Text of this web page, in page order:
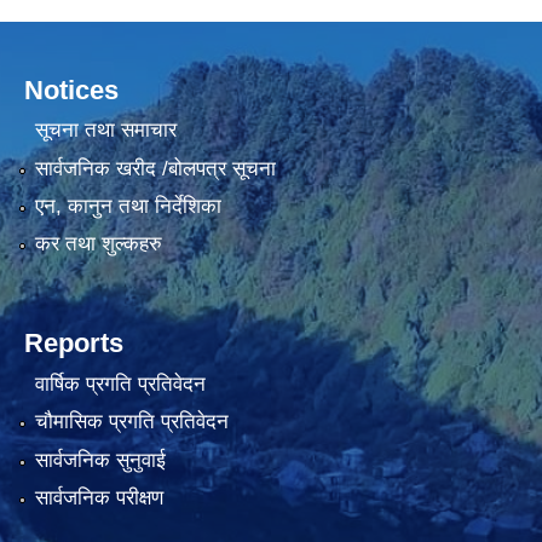
Notices
सूचना तथा समाचार
सार्वजनिक खरीद /बोलपत्र सूचना
एन, कानुन तथा निर्देशिका
कर तथा शुल्कहरु
Reports
वार्षिक प्रगति प्रतिवेदन
चौमासिक प्रगति प्रतिवेदन
सार्वजनिक सुनुवाई
सार्वजनिक परीक्षण